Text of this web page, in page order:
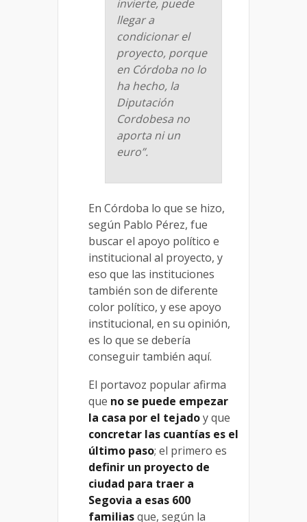
invierte, puede
llegar a
condicionar el
proyecto, porque
en Córdoba no lo
ha hecho, la
Diputación
Cordobesa no
aporta ni un
euro”.
En Córdoba lo que se hizo,
según Pablo Pérez, fue
buscar el apoyo político e
institucional al proyecto, y
eso que las instituciones
también son de diferente
color político, y ese apoyo
institucional, en su opinión,
es lo que se debería
conseguir también aquí.
El portavoz popular afirma
que no se puede empezar
la casa por el tejadoy que
concretar las cuantías es el
último paso; el primero es
definir un proyecto de
ciudad para traer a
Segovia a esas 600
familiasque, según la